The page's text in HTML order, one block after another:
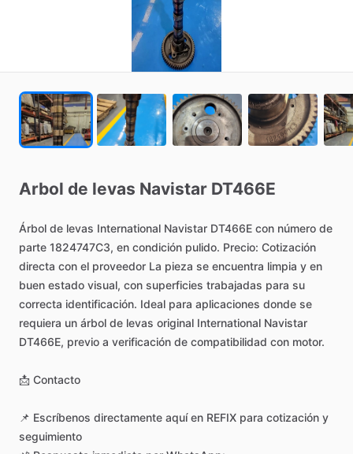
Arbol de levas Navistar DT466E
Árbol de levas International Navistar DT466E con número de
parte 1824747C3, en condición pulido. Precio: Cotización
directa con el proveedor La pieza se encuentra limpia y en
buen estado visual, con superficies trabajadas para su
correcta identificación. Ideal para aplicaciones donde se
requiera un árbol de levas original International Navistar
DT466E, previo a verificación de compatibilidad con motor.
📩 Contacto
📌 Escríbenos directamente aquí en REFIX para cotización y
seguimiento